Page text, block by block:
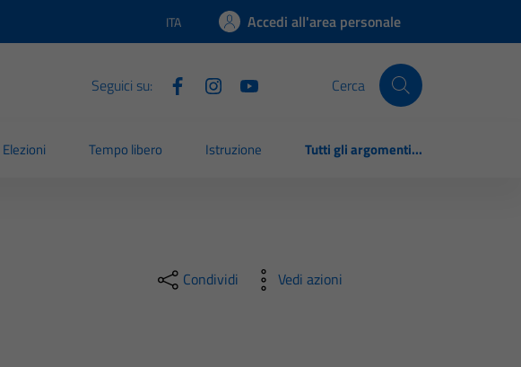
Lingua attiva:
ITA Accedi all'area personale
Seguici su: Cerca
Elezioni Tempo libero Istruzione Tutti gli argomenti...
Condividi Vedi azioni